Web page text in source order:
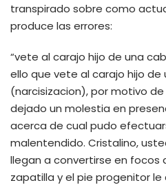
transpirado sobre como
produce las errores:
“vete al carajo hijo de una
ello que vete al carajo hijo de
(narcisizacion), por motivo
dejado un molestia en
acerca de cual pudo
malentendido. Cristalino,
llegan a convertirse en focos
zapatilla y el pie progenitor